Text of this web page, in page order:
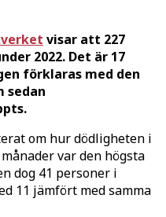
visar att 227
2022. Det är 17
förklaras med den
sedan
om hur dödligheten i
var den högsta
dog 41 personer i
11 jämfört med samma